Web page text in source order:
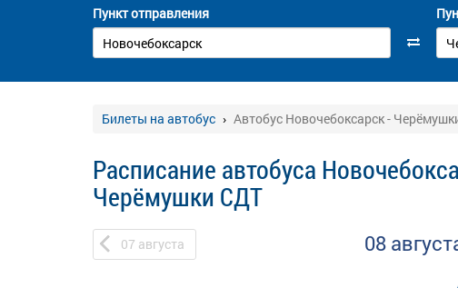
Пункт отправления
Билеты на автобус Автобус Новочебоксарск -
Расписание автобуса
Черёмушки СДТ
07 августа 08